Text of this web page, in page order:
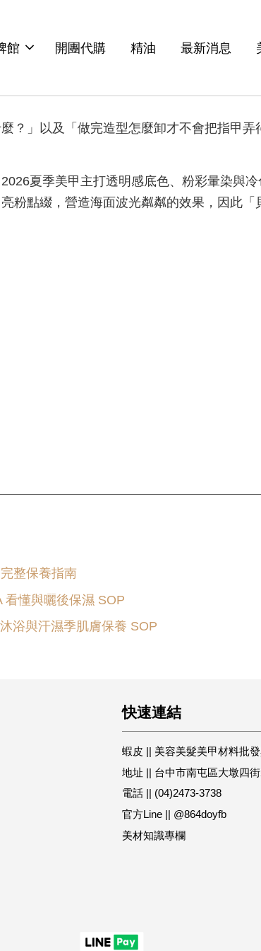
館 開團代購 精油 最新消息
？」以及「做完造型怎麼卸才不會把指甲
夏季美甲主打透明感底色、粉彩暈染與
粉點綴，營造海面波光粼粼的效果，因此
整保養指南
看懂與曬後保濕 SOP
浴與汗濕季肌膚保養 SOP
快速連結
蝦皮 || 美容美髮美甲材料批
地址 || 台中市南屯區大墩四
電話 || (04)2473-3738
官方Line || @864doyfb
美材知識專欄